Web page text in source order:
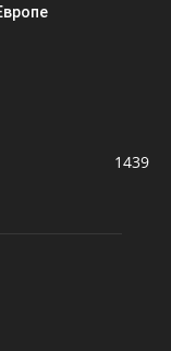
1439